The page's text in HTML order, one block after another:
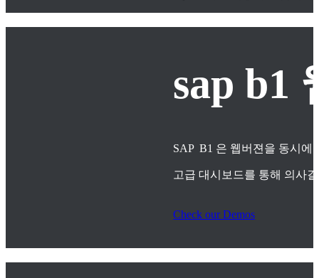
sap b1
SAP B1 은 웹버젼을 동시에
고급 대시보드를 통해 의사
Check our Demos